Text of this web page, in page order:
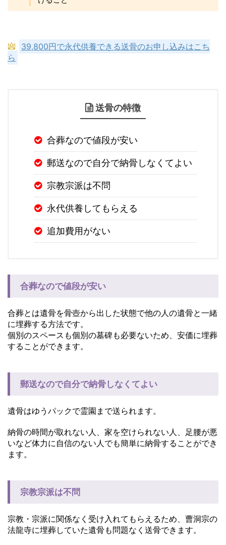
39,800円で永代供養できる送骨のお申し込みはこち
ら
送骨の特徴
合葬なので値段が安い
郵送なので自分で納骨しなくてよい
宗教宗派は不問
永代供養してもらえる
追加費用がない
合葬なので値段が安い
合葬とは遺骨を骨壺から出した状態で他の人の遺骨と一緒
に埋葬する方法です。
個別のスペースも個別の墓碑も必要ないため、安価に埋葬
することができます。
郵送なので自分で納骨しなくてよい
遺骨はゆうパックで霊園まで送られます。
納骨の時間が取れない人、家を空けられない人、足腰が悪
いなど体力に自信のない人でも簡単に納骨することができ
ます。
宗教宗派は不問
宗教・宗派に関係なく受け入れてもらえるため、曹洞宗の
法龍寺に埋葬していた遺骨も問題なく送骨できます。